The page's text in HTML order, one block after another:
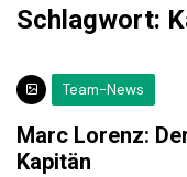
Schlagwort:
Team-News
Marc Lorenz:
Kapitän